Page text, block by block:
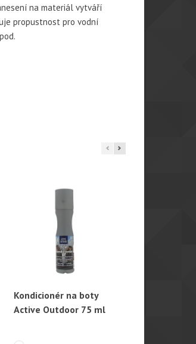
na materiál vytváří
propustnost pro vodní
Rychlý náhled
Kondicionér na boty
Active Outdoor 75 ml